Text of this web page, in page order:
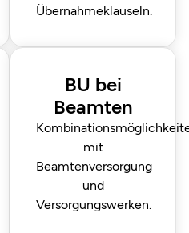
Übernahmeklauseln.
BU bei
Beamten
mit
Beamten­versorgung
und
Versorgungs­werken.